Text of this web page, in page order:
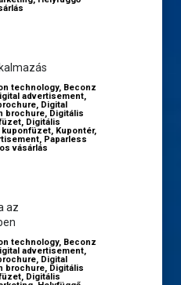
technology, Beconz
advertisement,
, Digital
brochure, Digitális
, Digitális
kuponfüzet, Kupontér,
, Paparless
vásárlás
az
technology, Beconz
advertisement,
, Digital
brochure, Digitális
, Digitális